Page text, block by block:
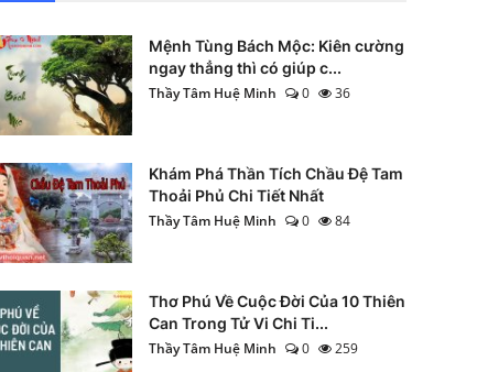
Mệnh Tùng Bách Mộc: Kiên cường
ngay thẳng thì có giúp c...
Thầy Tâm Huệ Minh
0 36
Khám Phá Thần Tích Chầu Đệ Tam
Thoải Phủ Chi Tiết Nhất
Thầy Tâm Huệ Minh
0 84
Thơ Phú Về Cuộc Đời Của 10 Thiên
Can Trong Tử Vi Chi Ti...
Thầy Tâm Huệ Minh
0 259